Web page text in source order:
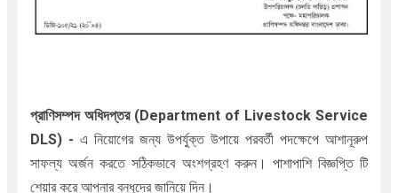
প্রাণিসম্পদ অধিদপ্তর (Department of Livestock Service
DLS)- এ নিয়োগের জন্য উপর্যুক্ত উপায়ে পরবর্তী পদক্ষেপে আশানূরুপ
সাফল্য অর্জন করতে সঠিকভাবে অংশগ্রহণ করুন। পাশাপাশি বিজ্ঞপ্তি টি
শেয়ার করে আপনার বন্ধুদের জানিয়ে দিন।